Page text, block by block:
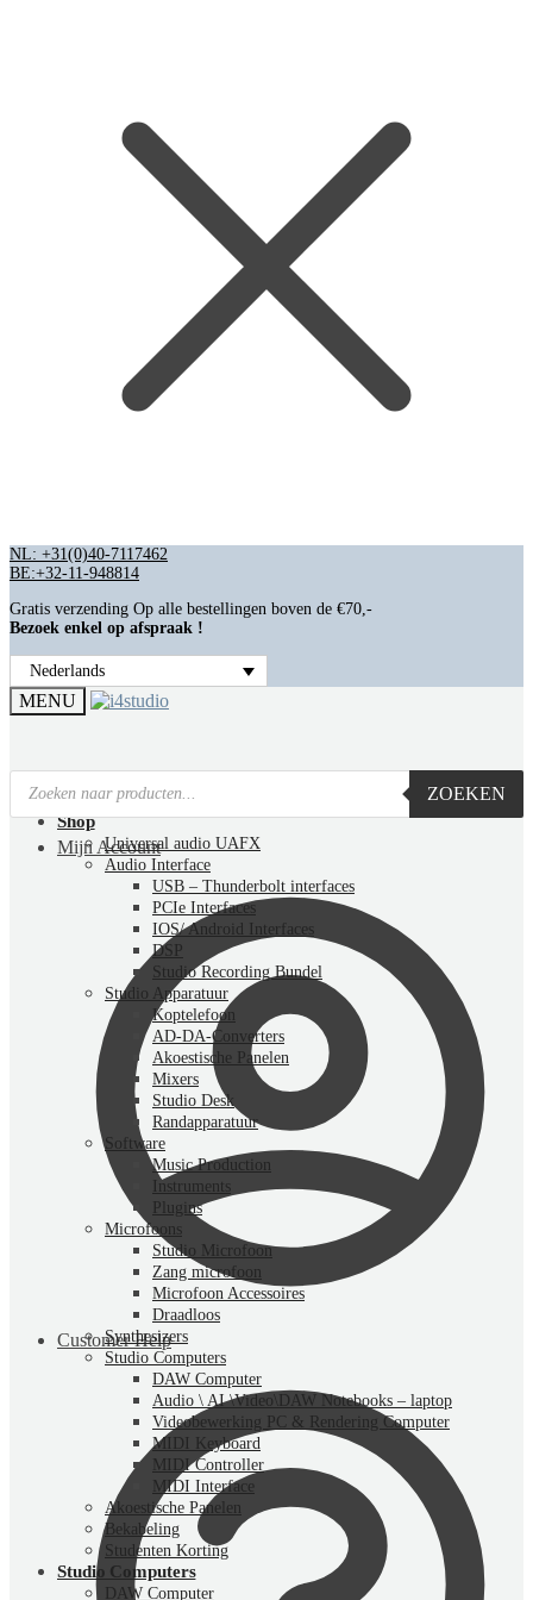
NL: +31(0)40-7117462
BE:+32-11-948814
Gratis verzending Op alle bestellingen boven de €70,-
Bezoek enkel op afspraak !
Nederlands
MENU
ZOEKEN
Mijn Account
Customer Help
Home
Shop
Universal audio UAFX
Audio Interface
USB – Thunderbolt interfaces
PCIe Interfaces
IOS/ Android Interfaces
DSP
Studio Recording Bundel
Studio Apparatuur
Koptelefoon
AD-DA-Converters
Akoestische Panelen
Mixers
Studio Desk
Randapparatuur
Software
Music Production
Instruments
Plugins
Microfoons
Studio Microfoon
Zang microfoon
Microfoon Accessoires
Draadloos
Synthesizers
Studio Computers
DAW Computer
Audio \ AI \Video\DAW Notebooks – laptop
Videobewerking PC & Rendering Computer
MIDI Keyboard
MIDI Controller
MIDI Interface
Akoestische Panelen
Bekabeling
Studenten Korting
Studio Computers
DAW Computer